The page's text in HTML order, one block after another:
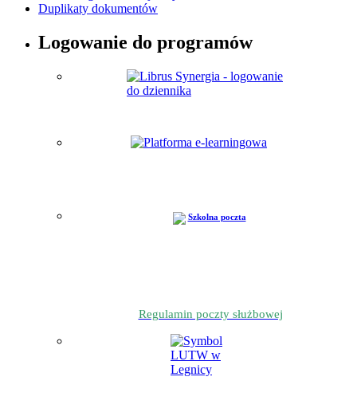
Duplikaty dokumentów
Logowanie do programów
Regulamin poczty służbowej